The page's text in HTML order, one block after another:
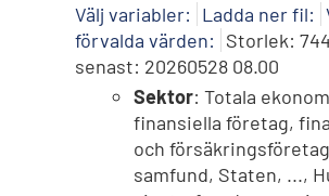
Välj variabler: Ladda ner fil:
förvalda värden: Storlek:
senast: 20260528 08.00
Sektor: Totala
finansiella företag,
och
samfund, Staten, ...,